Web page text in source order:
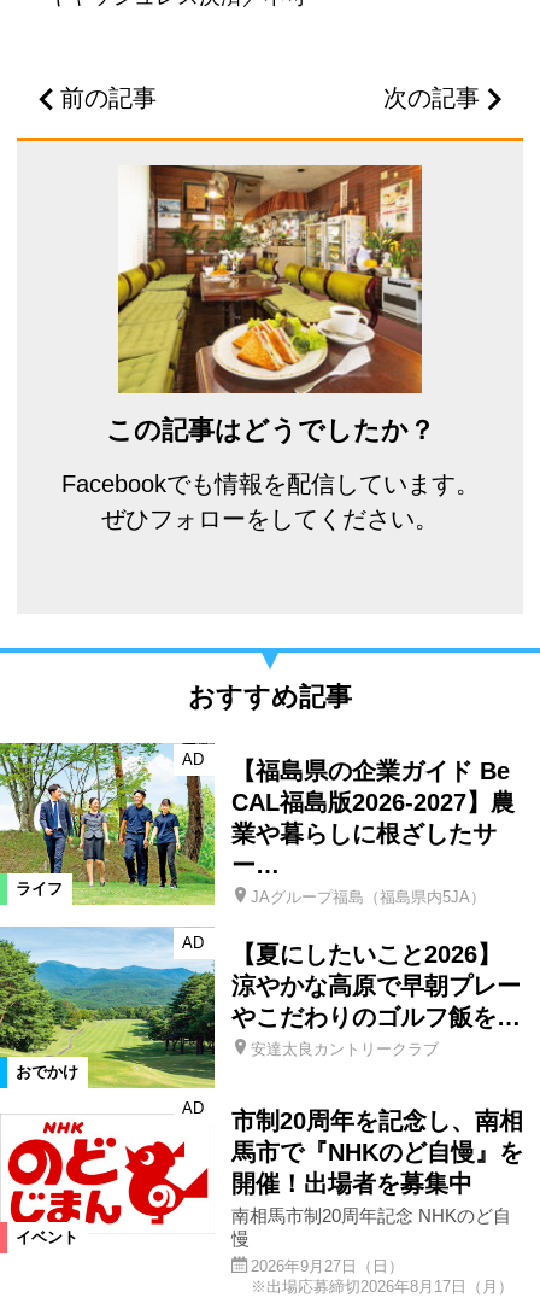
前の記事 次の記事
この記事はどうでしたか？
Facebookでも情報を配信しています。
ぜひフォローをしてください。
おすすめ記事
ライフ
AD
【福島県の企業ガイド Be
CAL福島版2026-2027】農
業や暮らしに根ざしたサ
ー…
JAグループ福島（福島県内5JA）
おでかけ
AD
【夏にしたいこと2026】
涼やかな高原で早朝プレー
やこだわりのゴルフ飯を…
安達太良カントリークラブ
イベント
AD
市制20周年を記念し、南相
馬市で『NHKのど自慢』を
開催！出場者を募集中
南相馬市制20周年記念 NHKのど自
慢
2026年9月27日（日）
※出場応募締切2026年8月17日（月）